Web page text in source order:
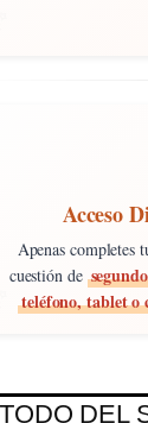
Acceso
Apenas completes
cuestión de
teléfono, tablet o